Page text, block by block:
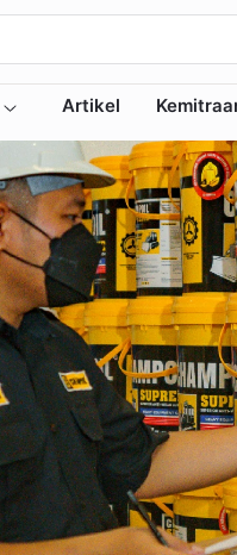
Artikel